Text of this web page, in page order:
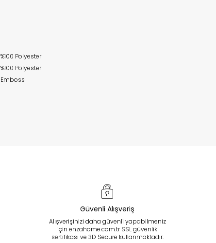
%100 Polyester
%100 Polyester
Emboss
Güvenli Alışveriş
Alışverişinizi daha güvenli yapabilmeniz
için enzahome.com.tr SSL güvenlik
sertifikası ve 3D Secure kullanmaktadır.